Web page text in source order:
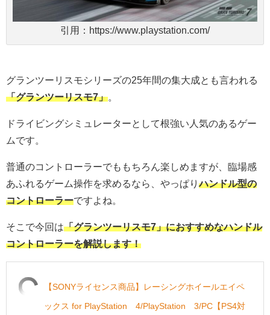
引用：https://www.playstation.com/
グランツーリスモシリーズの25年間の集大成とも言われる
「グランツーリスモ7」
ドライビングシミュレーターとして根強い人気のあるゲー
ムです。
普通のコントローラーでももちろん楽しめますが、臨場感
あふれるゲーム操作を求めるなら、やっぱり ハンドル型の
コントローラーですよね。
そこで今回は「グランツーリスモ7」におすすめなハンドル
コントローラーを解説します！
【SONYライセンス商品】レーシングホイールエイペ
ックス for PlayStation®4/PlayStation®3/PC【PS4対